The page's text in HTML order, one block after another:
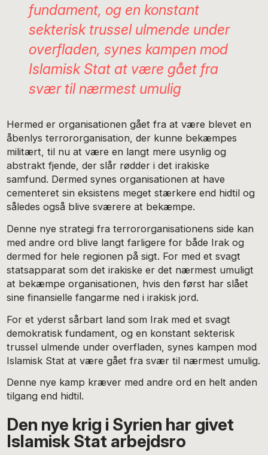
fundament, og en konstant
sekterisk trussel ulmende under
overfladen, synes kampen mod
Islamisk Stat at være gået fra
svær til nærmest umulig
Hermed er organisationen gået fra at være blevet en
åbenlys terrororganisation, der kunne bekæmpes
militært, til nu at være en langt mere usynlig og
abstrakt fjende, der slår rødder i det irakiske
samfund. Dermed synes organisationen at have
cementeret sin eksistens meget stærkere end hidtil og
således også blive sværere at bekæmpe.
Denne nye strategi fra terrororganisationens side kan
med andre ord blive langt farligere for både Irak og
dermed for hele regionen på sigt. For med et svagt
statsapparat som det irakiske er det nærmest umuligt
at bekæmpe organisationen, hvis den først har slået
sine finansielle fangarme ned i irakisk jord.
For et yderst sårbart land som Irak med et svagt
demokratisk fundament, og en konstant sekterisk
trussel ulmende under overfladen, synes kampen mod
Islamisk Stat at være gået fra svær til nærmest umulig.
Denne nye kamp kræver med andre ord en helt anden
tilgang end hidtil.
Den nye krig i Syrien har givet
Islamisk Stat arbejdsro